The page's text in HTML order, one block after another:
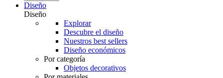
Diseño
Diseño
Explorar
Descubre el diseño
Nuestros best sellers
Diseño económicos
Por categoría
Objetos decorativos